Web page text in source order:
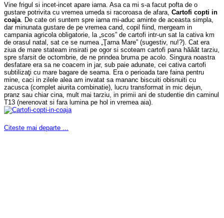
Vine frigul si incet-incet apare iarna. Asa ca mi s-a facut pofta de o
gustare potrivita cu vremea umeda si racoroasa de afara, Cartofi copti in
coaja . De cate ori suntem spre iarna mi-aduc aminte de aceasta simpla,
dar minunata gustare de pe vremea cand, copil fiind, mergeam in
campania agricola obligatorie, la „scos” de cartofi intr-un sat la cativa km
de orasul natal, sat ce se numea „Ţarna Mare” (sugestiv, nu!?). Cat era
ziua de mare stateam insirati pe ogor si scoteam cartofi pana hăăăt tarziu,
spre sfarsit de octombrie, de ne prindea bruma pe acolo. Singura noastra
desfatare era sa ne coacem in jar, sub paie adunate, cei cativa cartofi
subtilizaţi cu mare bagare de seama. Era o perioada tare faina pentru
mine, caci in zilele alea am invatat sa mananc biscuiti obisnuiti cu
zacusca (complet aiurita combinatie), lucru transformat in mic dejun,
pranz sau chiar cina, mult mai tarziu, in primii ani de studentie din caminul
T13 (nerenovat si fara lumina pe hol in vremea aia).
Citeste mai departe ...